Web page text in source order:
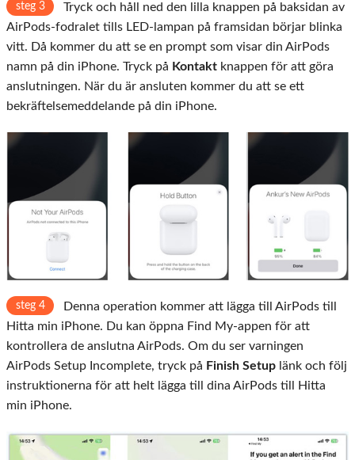
steg 3
Tryck och håll ned den lilla knappen på baksidan av
AirPods-fodralet tills LED-lampan på framsidan börjar blinka
vitt. Då kommer du att se en prompt som visar din AirPods
namn på din iPhone. Tryck på Kontakt knappen för att göra
anslutningen. När du är ansluten kommer du att se ett
bekräftelsemeddelande på din iPhone.
steg 4
Denna operation kommer att lägga till AirPods till
Hitta min iPhone. Du kan öppna Find My-appen för att
kontrollera de anslutna AirPods. Om du ser varningen
AirPods Setup Incomplete, tryck på Finish Setup länk och följ
instruktionerna för att helt lägga till dina AirPods till Hitta
min iPhone.